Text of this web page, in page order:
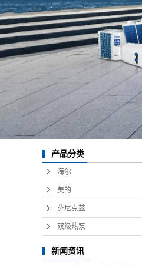
产品分类
海尔
美的
芬尼克兹
双级热泵
新闻资讯